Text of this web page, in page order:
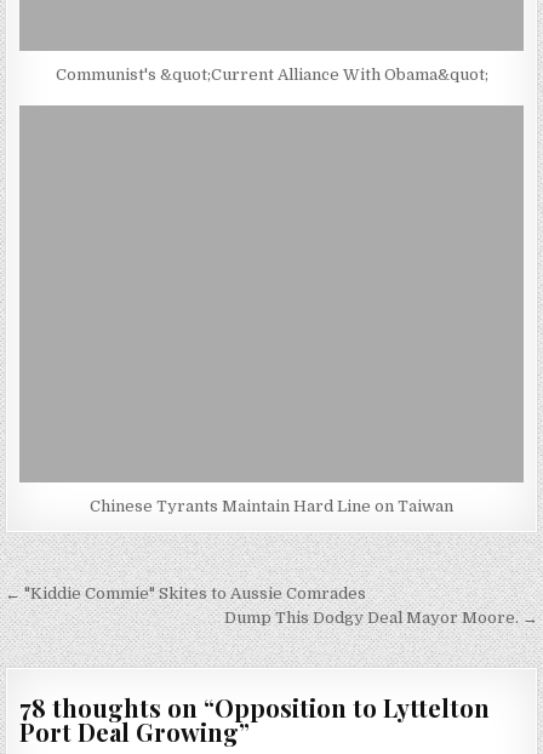
Communist's &quot;Current Alliance With Obama&quot;
Chinese Tyrants Maintain Hard Line on Taiwan
Post
navigation
← "Kiddie Commie" Skites to Aussie Comrades
Dump This Dodgy Deal Mayor Moore. →
78 thoughts on “Opposition to Lyttelton
Port Deal Growing”